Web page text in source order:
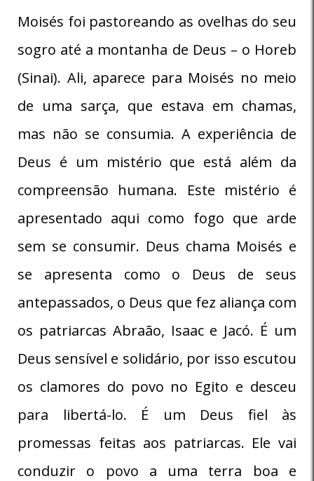
Moisés foi pastoreando as ovelhas do seu
sogro até a montanha de Deus – o Horeb
(Sinai). Ali, aparece para Moisés no meio
de uma sarça, que estava em chamas,
mas não se consumia. A experiência de
Deus é um mistério que está além da
compreensão humana. Este mistério é
apresentado aqui como fogo que arde
sem se consumir. Deus chama Moisés e
se apresenta como o Deus de seus
antepassados, o Deus que fez aliança com
os patriarcas Abraão, Isaac e Jacó. É um
Deus sensível e solidário, por isso escutou
os clamores do povo no Egito e desceu
para libertá-lo. É um Deus fiel às
promessas feitas aos patriarcas. Ele vai
conduzir o povo a uma terra boa e